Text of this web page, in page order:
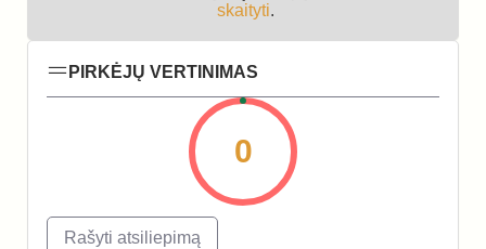
skaityti.
PIRKĖJŲ VERTINIMAS
0
Rašyti atsiliepimą